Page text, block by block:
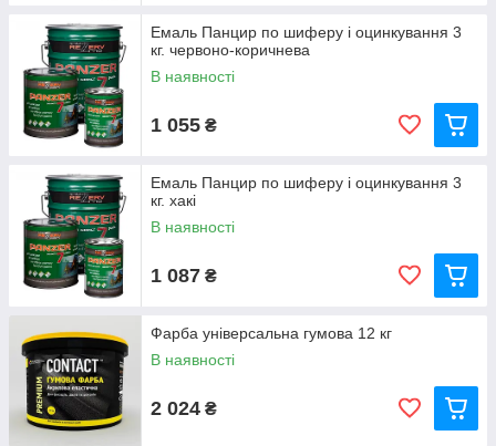
Емаль Панцир по шиферу і оцинкування 3
кг. червоно-коричнева
В наявності
1 055 ₴
Емаль Панцир по шиферу і оцинкування 3
кг. хакі
В наявності
1 087 ₴
Фарба універсальна гумова 12 кг
В наявності
2 024 ₴